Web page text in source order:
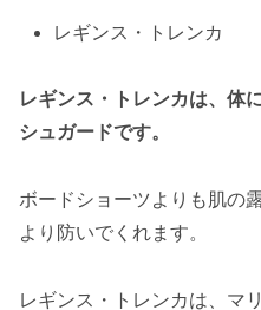
レギンス・トレンカ
レギンス・トレンカは、体
シュガードです。
ボードショーツよりも肌の
より防いでくれます。
レギンス・トレンカは、マ